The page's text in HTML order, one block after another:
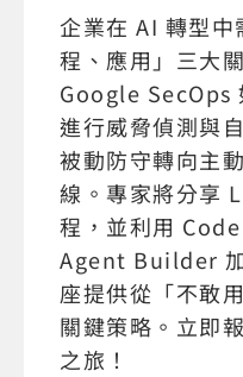
企業在 AI 轉型中
程、應用」三大
Google SecOps
進行威脅偵測與
被動防守轉向主
線。專家將分享
程，並利用
Agent Builder
座提供從「不敢
關鍵策略。立即
之旅！